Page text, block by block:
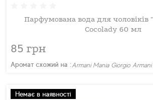
Парфумована вода для чоловіків
Cocolady 60 мл
85 грн
Аромат схожий на :Armani Mania Giorgio Armani
Немає в наявності